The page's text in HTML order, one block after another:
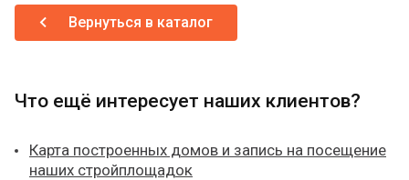
Вернуться в каталог
Что ещё интересует наших клиентов?
Карта построенных домов и запись на посещение
наших стройплощадок